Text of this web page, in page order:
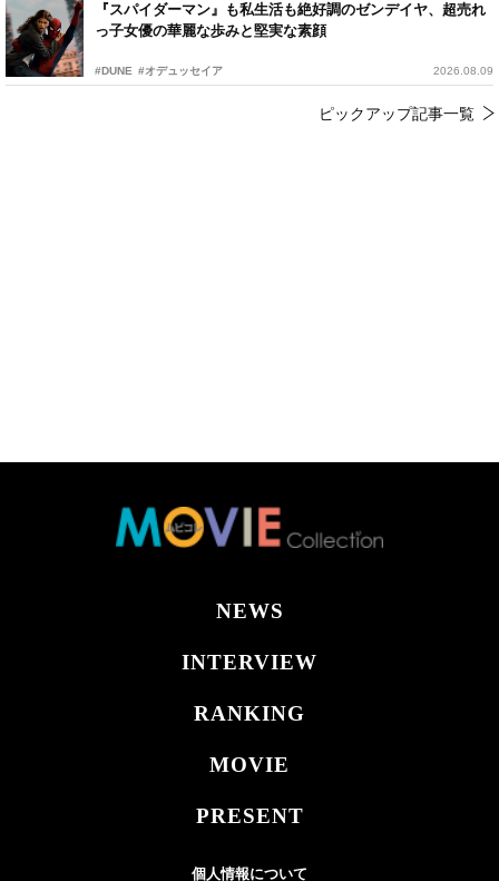
『スパイダーマン』も私生活も絶好調のゼンデイヤ、超売れ
っ子女優の華麗な歩みと堅実な素顔
#DUNE #オデュッセイア 2026.08.09
ピックアップ記事一覧
NEWS
INTERVIEW
RANKING
MOVIE
PRESENT
個人情報について